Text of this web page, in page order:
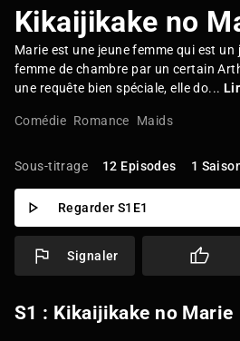
Kikaijikake no
Marie est une jeune femme qui est
femme de chambre par un certain
une requête bien spéciale, elle do...
Comédie Romance Maids
Sous-titrage 12 Episodes 1
Regarder S1E1
Signaler
S1 : Kikaijikake no Marie